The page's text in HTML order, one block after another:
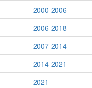
2000-2006
2006-2018
2007-2014
2014-2021
2021-